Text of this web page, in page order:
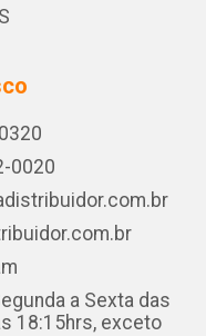
0020
a Sexta das
18:15hrs, exceto